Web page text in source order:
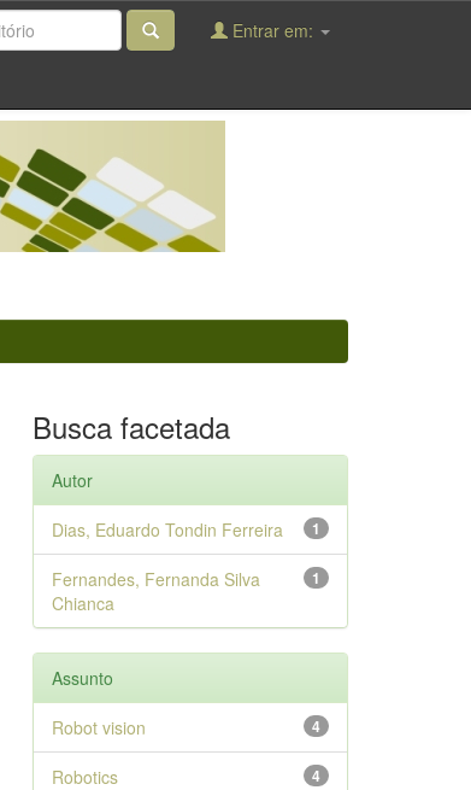
Entrar em:
Busca facetada
Autor
1
Dias, Eduardo Tondin Ferreira
1
Fernandes, Fernanda Silva
Chianca
Assunto
4
Robot vision
4
Robotics